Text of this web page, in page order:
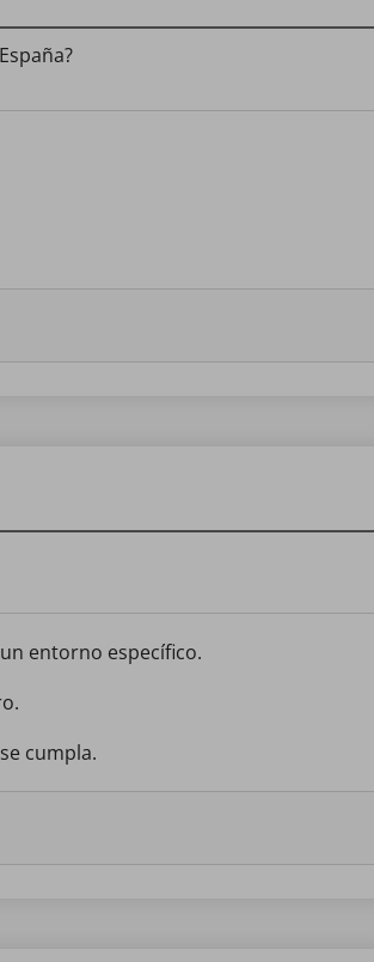
entorno específico.
cumpla.